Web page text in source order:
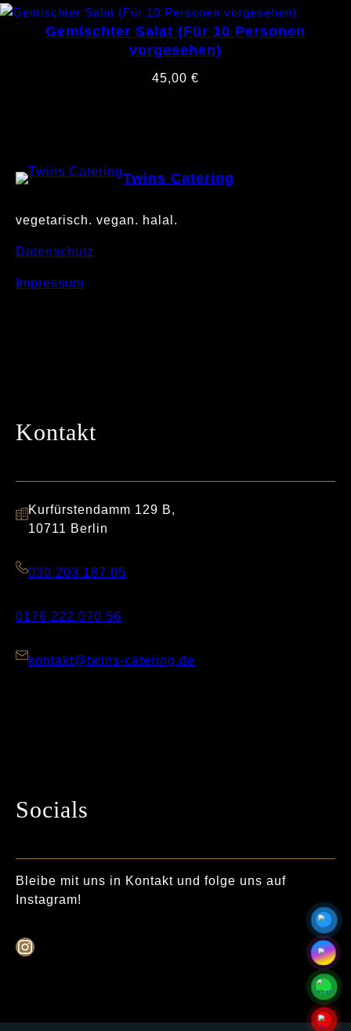
Gemischter Salat (Für 10 Personen
vorgesehen)
45,00 €
Twins Catering
vegetarisch. vegan. halal.
Datenschutz
Impressum
Kontakt
Kurfürstendamm 129 B,
10711 Berlin
030 203 187 05
0176 222 070 56
kontakt@twins-catering.de
Socials
Bleibe mit uns in Kontakt und folge uns auf
Instagram!